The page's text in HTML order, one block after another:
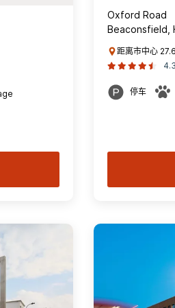
Oxford Road
Beaconsfield,
距离市中心
停车